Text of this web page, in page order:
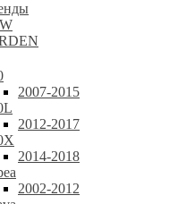
2007-2015
2012-2017
2014-2018
2002-2012